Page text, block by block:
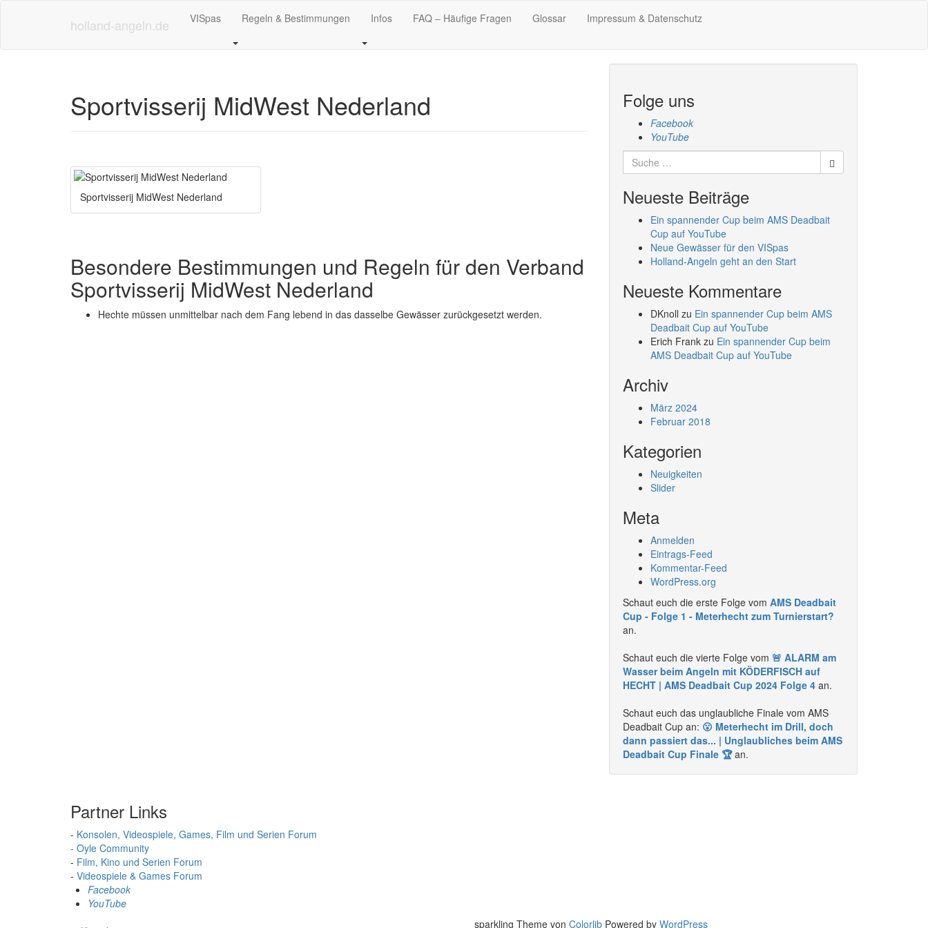
content
holland-angeln.de VISpas Regeln & Bestimmungen Infos FAQ – Häufige Fragen Glossar Impressum & Datenschutz
Sportvisserij MidWest Nederland
Sportvisserij MidWest Nederland
Besondere Bestimmungen und Regeln für den Verband
Sportvisserij MidWest Nederland
Hechte müssen unmittelbar nach dem Fang lebend in das dasselbe Gewässer zurückgesetzt werden.
Folge uns
Facebook
YouTube
Suche
nach:
Neueste Beiträge
Ein spannender Cup beim AMS Deadbait
Cup auf YouTube
Neue Gewässer für den VISpas
Holland-Angeln geht an den Start
Neueste Kommentare
DKnoll zu Ein spannender Cup beim AMS
Deadbait Cup auf YouTube
Erich Frank zu Ein spannender Cup beim
AMS Deadbait Cup auf YouTube
Archiv
März 2024
Februar 2018
Kategorien
Neuigkeiten
Slider
Meta
Anmelden
Eintrags-Feed
Kommentar-Feed
WordPress.org
Schaut euch die erste Folge vom AMS Deadbait
Cup - Folge 1 - Meterhecht zum Turnierstart?
an.
Schaut euch die vierte Folge vom 🚨 ALARM am
Wasser beim Angeln mit KÖDERFISCH auf
HECHT | AMS Deadbait Cup 2024 Folge 4 an.
Schaut euch das unglaubliche Finale vom AMS
Deadbait Cup an: 😮 Meterhecht im Drill, doch
dann passiert das... | Unglaubliches beim AMS
Deadbait Cup Finale 🏆an.
Partner Links
- Konsolen, Videospiele, Games, Film und Serien Forum
- Oyle Community
- Film, Kino und Serien Forum
- Videospiele & Games Forum
Facebook
YouTube
sparkling Theme von Colorlib Powered by WordPress